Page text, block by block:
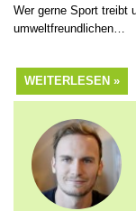
Wer gerne Sport treibt
umweltfreundlichen…
WEITERLESEN »